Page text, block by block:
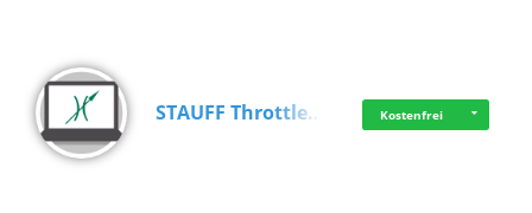
STAUFF Throttle… Kostenfrei